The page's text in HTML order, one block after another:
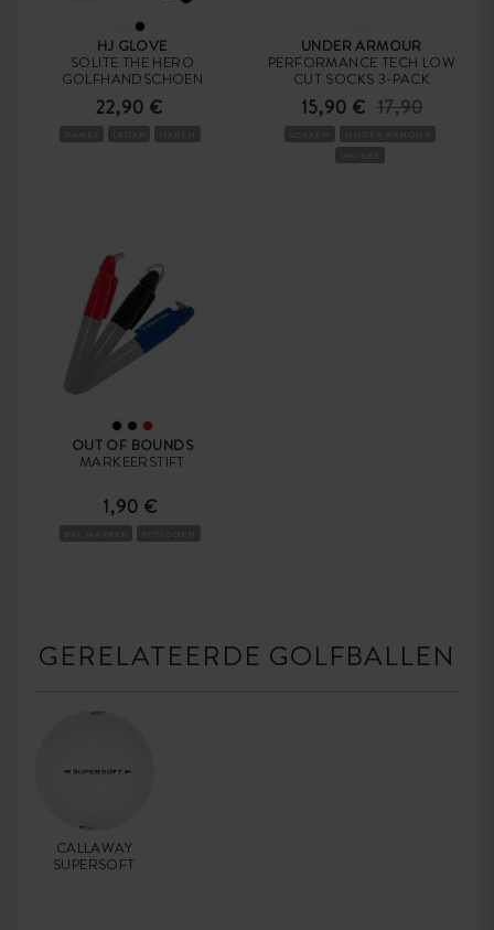
HJ GLOVE
SOLITE THE HERO
GOLFHANDSCHOEN
22,90 €
UNDER ARMOUR
PERFORMANCE TECH LOW
CUT SOCKS 3-PACK
15,90 € 17,90
OUT OF BOUNDS
MARKEERSTIFT
1,90 €
GERELATEERDE GOLFBALLEN
CALLAWAY
SUPERSOFT